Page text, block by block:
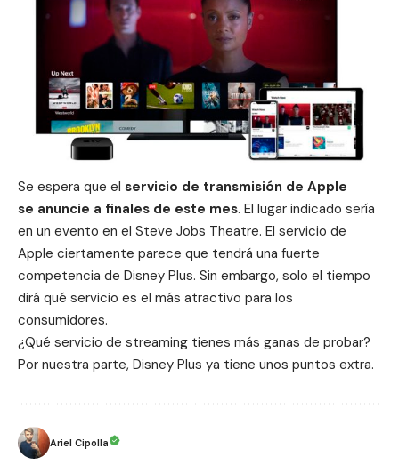
Se espera que el servicio de transmisión de Apple
se anuncie a finales de este mes. El lugar indicado sería
en un evento en el Steve Jobs Theatre. El servicio de
Apple ciertamente parece que tendrá una fuerte
competencia de Disney Plus. Sin embargo, solo el tiempo
dirá qué servicio es el más atractivo para los
consumidores.
¿Qué servicio de streaming tienes más ganas de probar?
Por nuestra parte, Disney Plus ya tiene unos puntos extra.
Ariel Cipolla